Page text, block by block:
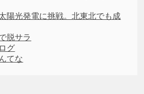
陽光発電に挑戦。北東北でも成
脱サラ
グ
てな